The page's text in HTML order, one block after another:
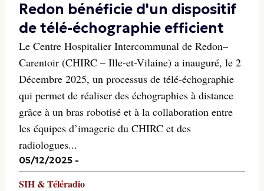
Redon bénéficie d'un dispositif
de télé-échographie efficient
Le Centre Hospitalier Intercommunal de Redon–
Carentoir (CHIRC – Ille-et-Vilaine) a inauguré, le 2
Décembre 2025, un processus de télé-échographie
qui permet de réaliser des échographies à distance
grâce à un bras robotisé et à la collaboration entre
les équipes d’imagerie du CHIRC et des
radiologues...
05/12/2025 -
SIH & Téléradio